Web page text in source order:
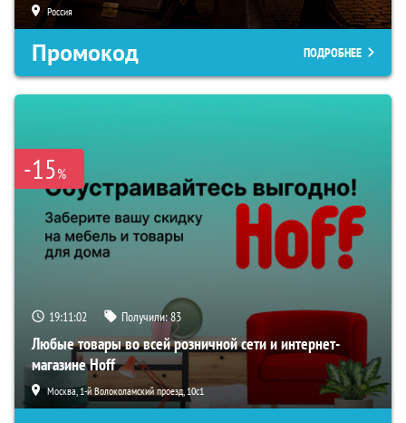
Россия
Промокод ПОДРОБНЕЕ
-15%
19:11:01 Получили:83
Любые товары во всей розничной сети и интернет-
магазине Hoff
Москва, 1-й Волоколамский проезд, 10с1